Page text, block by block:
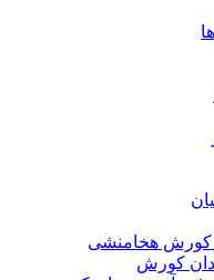
کورش هخامنشی
کورش